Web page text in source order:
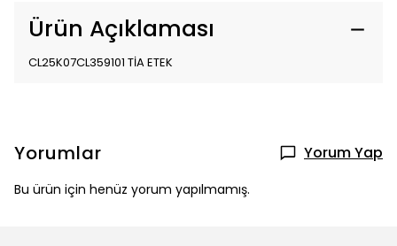
Ürün Açıklaması
CL25K07CL359101 TİA ETEK
Yorumlar Yorum Yap
Bu ürün için henüz yorum yapılmamış.